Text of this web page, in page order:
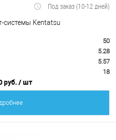
Под заказ (10-12 дней)
системы Kentatsu
50
5.28
5.57
18
руб. / шт